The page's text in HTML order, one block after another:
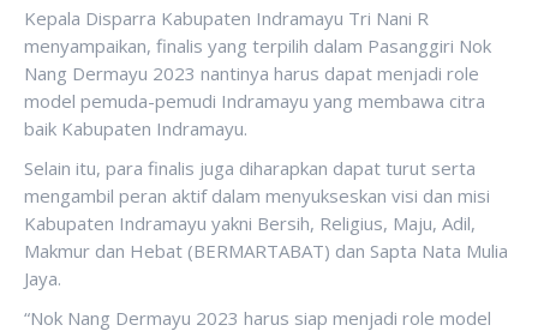
Kepala Disparra Kabupaten Indramayu Tri Nani R
menyampaikan, finalis yang terpilih dalam Pasanggiri Nok
Nang Dermayu 2023 nantinya harus dapat menjadi role
model pemuda-pemudi Indramayu yang membawa citra
baik Kabupaten Indramayu.
Selain itu, para finalis juga diharapkan dapat turut serta
mengambil peran aktif dalam menyukseskan visi dan misi
Kabupaten Indramayu yakni Bersih, Religius, Maju, Adil,
Makmur dan Hebat (BERMARTABAT) dan Sapta Nata Mulia
Jaya.
“Nok Nang Dermayu 2023 harus siap menjadi role model